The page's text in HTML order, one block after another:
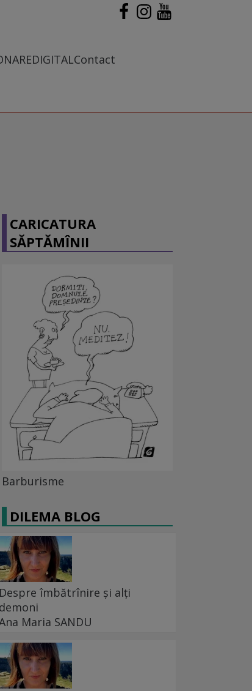
DIGITALContact
CARICATURA
SĂPTĂMÎNII
Barburisme
DILEMA BLOG
Despre îmbătrînire și alți
demoni
Maria SANDU